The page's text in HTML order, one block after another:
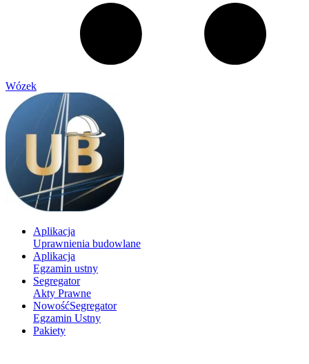
Wózek
Aplikacja
Uprawnienia budowlane
Aplikacja
Egzamin ustny
Segregator
Akty Prawne
NowośćSegregator
Egzamin Ustny
Pakiety